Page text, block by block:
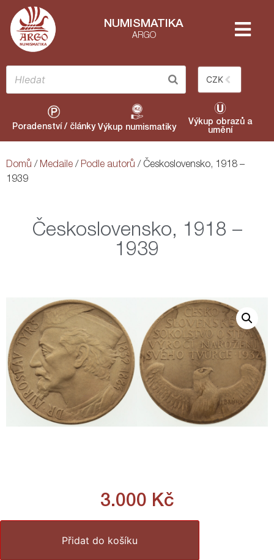
NUMISMATIKA
ARGO
CZK
Poradenství / články Výkup numismatiky
Výkup obrazů a
umění
Domů / Medaile / Podle autorů / Československo, 1918 –
1939
Československo, 1918 –
1939
3.000 Kč
Přidat do košíku